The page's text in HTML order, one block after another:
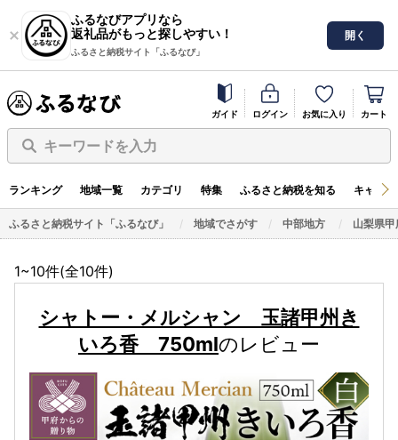
ふるなびアプリなら
返礼品がもっと探しやすい！
ふるさと納税サイト「ふるなび」
開く
ガイド ログイン お気に入り カート
キーワードを入力
ランキング 地域一覧 カテゴリ 特集 ふるさと納税を知る キャン
ふるさと納税サイト「ふるなび」 地域でさがす 中部地方 山梨県甲
1~10件(全10件)
シャトー・メルシャン 玉諸甲州き
いろ香 750mlのレビュー